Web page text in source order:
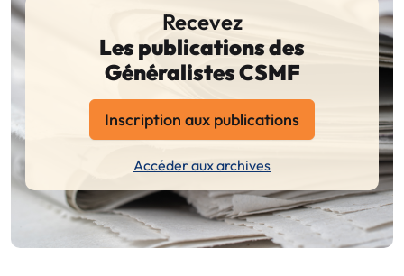
Recevez
Les publications des
Généralistes CSMF
Inscription aux publications
Accéder aux archives